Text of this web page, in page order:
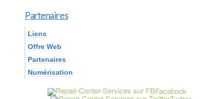
Partenaires
Liens
Offre Web
Partenaires
Numérisation
Facebook